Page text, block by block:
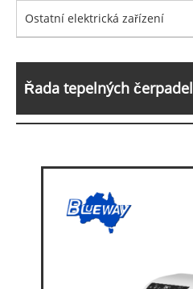
Ostatní elektrická zařízení
Řada tepelných čerpadel